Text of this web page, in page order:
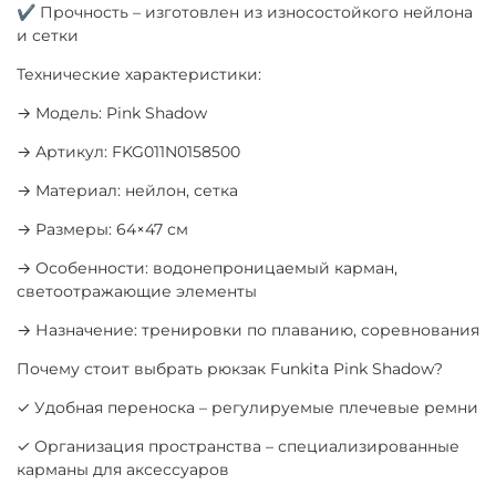
✔ Прочность – изготовлен из износостойкого нейлона
и сетки
Технические характеристики:
→ Модель: Pink Shadow
→ Артикул: FKG011N0158500
→ Материал: нейлон, сетка
→ Размеры: 64×47 см
→ Особенности: водонепроницаемый карман,
светоотражающие элементы
→ Назначение: тренировки по плаванию, соревнования
Почему стоит выбрать рюкзак Funkita Pink Shadow?
✓ Удобная переноска – регулируемые плечевые ремни
✓ Организация пространства – специализированные
карманы для аксессуаров